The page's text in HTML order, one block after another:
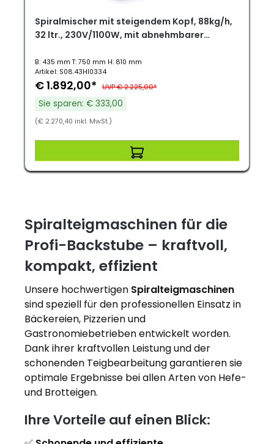
Spiralmischer mit steigendem Kopf, 88kg/h,
32 ltr., 230V/1100W, mit abnehmbarer
B: 435 mm T: 750 mm H: 810 mm
Artikel: S08.43HI0334
€ 1.892,00* UVP € 2.225,00*
Sie sparen: € 333,00
(€ 2.270,40 inkl. MwSt.)
Spiralteigmaschinen für die
Profi-Backstube – kraftvoll,
kompakt, effizient
Unsere hochwertigen Spiralteigmaschinen
sind speziell für den professionellen Einsatz in
Bäckereien, Pizzerien und
Gastronomiebetrieben entwickelt worden.
Dank ihrer kraftvollen Leistung und der
schonenden Teigbearbeitung garantieren sie
optimale Ergebnisse bei allen Arten von Hefe-
und Brotteigen.
Ihre Vorteile auf einen Blick: